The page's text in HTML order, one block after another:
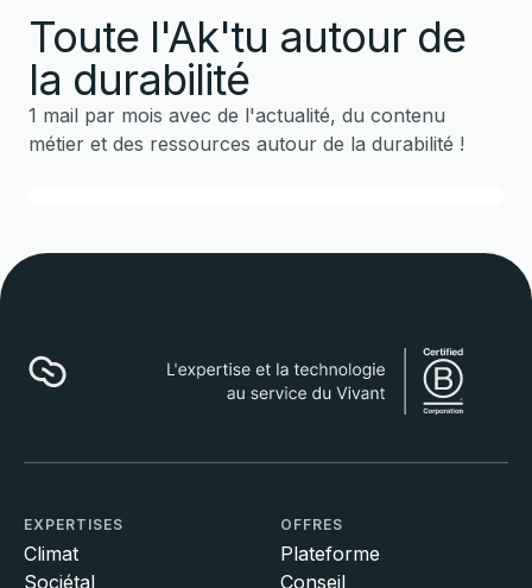
Toute l'Ak'tu autour de
la durabilité
1 mail par mois avec de l'actualité, du contenu
métier et des ressources autour de la durabilité !
EXPERTISES
Climat
Sociétal
OFFRES
Plateforme
Conseil